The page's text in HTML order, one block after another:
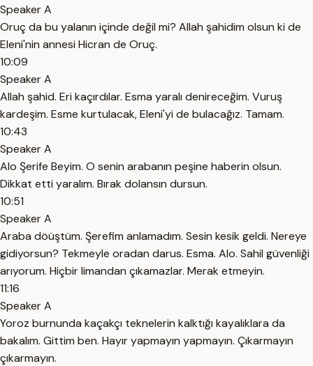
Speaker A
Oruç da bu yalanın içinde değil mi? Allah şahidim olsun ki de
Eleni'nin annesi Hicran de Oruç.
10:09
Speaker A
Allah şahid. Eri kaçırdılar. Esma yaralı denireceğim. Vuruş
kardeşim. Esme kurtulacak, Eleni'yi de bulacağız. Tamam.
10:43
Speaker A
Alo Şerife Beyim. O senin arabanın peşine haberin olsun.
Dikkat etti yaralım. Bırak dolansın dursun.
10:51
Speaker A
Araba döüştüm. Şerefim anlamadım. Sesin kesik geldi. Nereye
gidiyorsun? Tekmeyle oradan darus. Esma. Alo. Sahil güvenliği
arıyorum. Hiçbir limandan çıkamazlar. Merak etmeyin.
11:16
Speaker A
Yoroz burnunda kaçakçı teknelerin kalktığı kayalıklara da
bakalım. Gittim ben. Hayır yapmayın yapmayın. Çıkarmayın
çıkarmayın.